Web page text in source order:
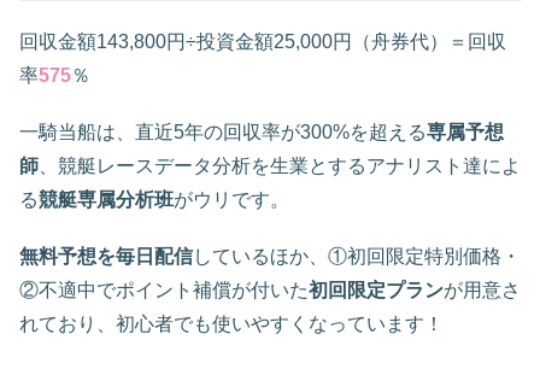
回収金額143,800円÷投資金額25,000円（舟券代）＝回収
率575％
一騎当船は、直近5年の回収率が300%を超える専属予想
師 、競艇レースデータ分析を生業とするアナリスト達によ
る競艇専属分析班がウリです。
無料予想を毎日配信しているほか、①初回限定特別価格・
②不適中でポイント補償が付いた初回限定プランが用意さ
れており、初心者でも使いやすくなっています！